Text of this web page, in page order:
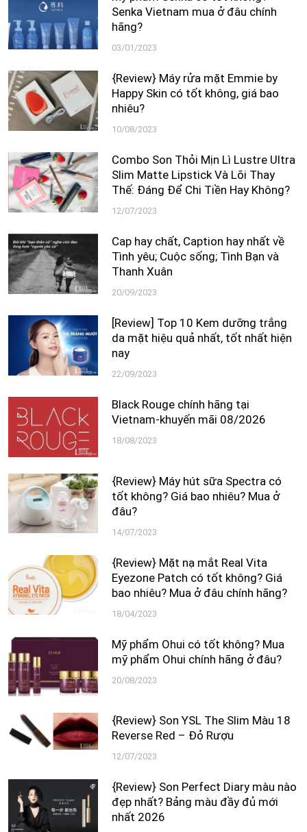
Senka Vietnam mua ở đâu chính
hãng?
03/01/2023
{Review} Máy rửa mặt Emmie by
Happy Skin có tốt không, giá bao
nhiêu?
10/08/2023
Combo Son Thỏi Mịn Lì Lustre Ultra
Slim Matte Lipstick Và Lõi Thay
Thế: Đáng Để Chi Tiền Hay Không?
12/07/2023
Cap hay chất, Caption hay nhất về
Tình yêu; Cuộc sống; Tình Bạn và
Thanh Xuân
20/09/2023
[Review] Top 10 Kem dưỡng trắng
da mặt hiệu quả nhất, tốt nhất hiện
nay
22/09/2023
Black Rouge chính hãng tại
Vietnam-khuyến mãi 08/2026
18/08/2023
{Review} Máy hút sữa Spectra có
tốt không? Giá bao nhiêu? Mua ở
đâu?
14/07/2023
{Review} Mặt nạ mắt Real Vita
Eyezone Patch có tốt không? Giá
bao nhiêu? Mua ở đâu chính hãng?
18/04/2023
Mỹ phẩm Ohui có tốt không? Mua
mỹ phẩm Ohui chính hãng ở đâu?
20/08/2023
{Review} Son YSL The Slim Màu 18
Reverse Red – Đỏ Rượu
12/07/2023
{Review} Son Perfect Diary màu nào
đẹp nhất? Bảng màu đầy đủ mới
nhất 2026